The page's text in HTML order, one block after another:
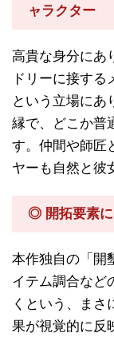
ャラクター
高貴な身分にあ
ドリーに接す
という立場にあ
縁で、どこか普
す。仲間や師匠
ヤーも自然と彼
◎ 開拓要素に
本作独自の「開
イテム調合など
くという、まさ
果が視覚的に反